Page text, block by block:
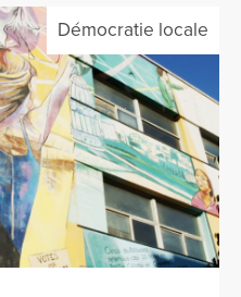
Démocratie locale